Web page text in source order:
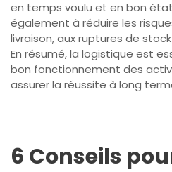
en temps voulu et en bon
également à réduire les
livraison, aux ruptures de
En résumé, la logistique est
bon fonctionnement des
assurer la réussite à long
6 Conseils